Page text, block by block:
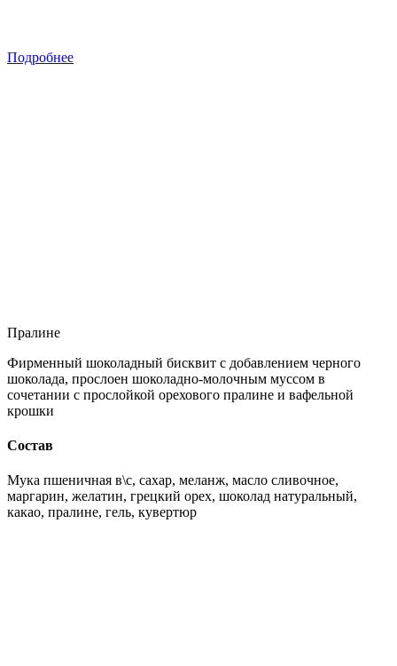
Подробнее
Пралине
Фирменный шоколадный бисквит с добавлением черного
шоколада, прослоен шоколадно-молочным муссом в
сочетании с прослойкой орехового пралине и вафельной
крошки
Состав
Мука пшеничная в\с, сахар, меланж, масло сливочное,
маргарин, желатин, грецкий орех, шоколад натуральный,
какао, пралине, гель, кувертюр